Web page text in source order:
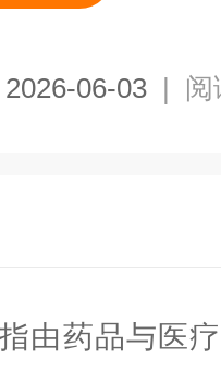
2026-06-03 | 阅
由药品与医